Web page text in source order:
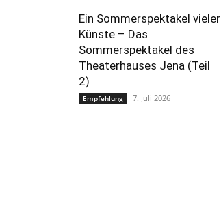
Ein Sommerspektakel vieler
Künste – Das
Sommerspektakel des
Theaterhauses Jena (Teil
2)
Empfehlung 7. Juli 2026